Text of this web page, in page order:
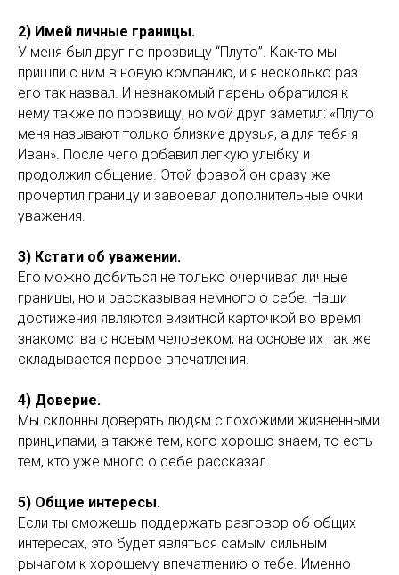
2) Имей личные границы.
У меня был друг по прозвищу “Плуто”. Как-то мы
пришли с ним в новую компанию, и я несколько раз
его так назвал. И незнакомый парень обратился к
нему также по прозвищу, но мой друг заметил: «Плуто
меня называют только близкие друзья, а для тебя я
Иван». После чего добавил легкую улыбку и
продолжил общение. Этой фразой он сразу же
прочертил границу и завоевал дополнительные очки
уважения.
3) Кстати об уважении.
Его можно добиться не только очерчивая личные
границы, но и рассказывая немного о себе. Наши
достижения являются визитной карточкой во время
знакомства с новым человеком, на основе их так же
складывается первое впечатления.
4) Доверие.
Мы склонны доверять людям с похожими жизненными
принципами, а также тем, кого хорошо знаем, то есть
тем, кто уже много о себе рассказал.
5) Общие интересы.
Если ты сможешь поддержать разговор об общих
интересах, это будет являться самым сильным
рычагом к хорошему впечатлению о тебе. Именно